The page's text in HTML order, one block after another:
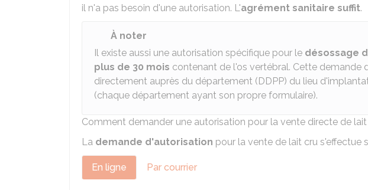
il n'a pas besoin d'une autorisation. L'agrément sanitaire suffit.
À noter
Il existe aussi une autorisation spécifique pour le désossage
plus de 30 mois contenant de l'os vertébral. Cette demande
directement auprès du département (DDPP) du lieu
(chaque département ayant son propre formulaire).
Comment demander une autorisation pour la vente directe de
La demande d'autorisation pour la vente de lait cru s'effectue
En ligne Par courrier